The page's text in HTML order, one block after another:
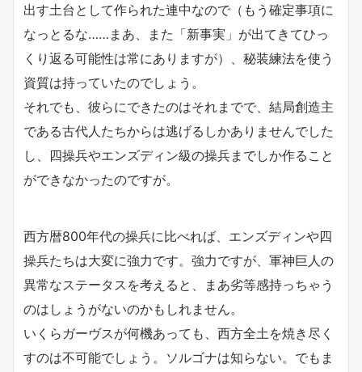
出す土台として作られた連中なので（もう確定事項に
なっとるな……まあ、また「新事実」が出てきてひっ
くり返る可能性は常にありますが）、秘装練法を使う
資質は持っていたのでしょう。
それでも、彼らにできたのはそれまでで、結局創造主
である古代人たちからは逃げるしかありませんでした
し、四操兵やエンズディン級の操兵までしか作ること
ができなかったのですが。
西方暦800年代の操兵に比べれば、エンズディンや四
操兵たちは大変に強力です。強力ですが、軍神巨人の
異常なステータスを考えると、まあ劣等感持っちゃう
のはしょうがないのかもしれません。
いくらガーヴスが何機あっても、西方全土を焼き尽く
すのは不可能でしょう。ソルゴナは知らない。でもま